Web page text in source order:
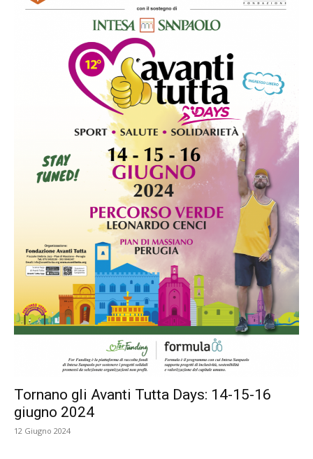
Tornano gli Avanti Tutta Days: 14-15-16
giugno 2024
12 Giugno 2024